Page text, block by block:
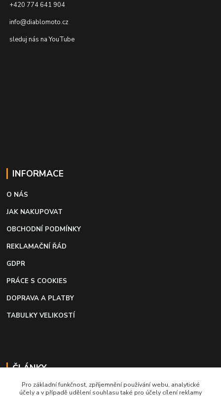
+420 774 641 904
info@diablomoto.cz
sleduj nás na YouTube
INFORMACE
O NÁS
JAK NAKUPOVAT
OBCHODNÍ PODMÍNKY
REKLAMAČNÍ ŘÁD
GDPR
PRÁCE S COOKIES
DOPRAVA A PLATBY
TABULKY VELIKOSTÍ
ČLÁNKY
Profi lepidlo na boty a kůži
Pro základní funkčnost, zpříjemnění používání webu, analytické
účely a v případě udělení souhlasu také pro účely cílení reklamy